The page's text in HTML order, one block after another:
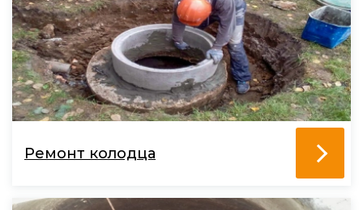
Ремонт колодца